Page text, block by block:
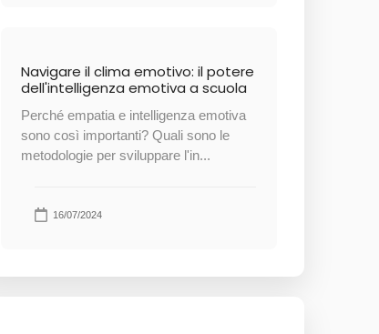
Navigare il clima emotivo: il potere
dell'intelligenza emotiva a scuola
Perché empatia e intelligenza emotiva
sono così importanti? Quali sono le
metodologie per sviluppare l'in...
16/07/2024